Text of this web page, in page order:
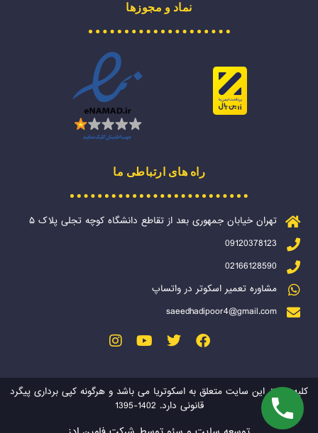
نماد و مجوزها
راه های ارتباطی ما
تهران خیابان جمهوری بعد از تقاطع دانشگاه کوچه تجلی پلاک ۵
09120378123
02166128590
مشاوره تعمیر اسکوتر در واتساپ
saeedhadipoor4@gmail.com
کلیه حقوق این سایت متعلق به اسکوتریا می باشد و هرگونه کپی برداری پیگرد
قانونی دارد. 1402-1395